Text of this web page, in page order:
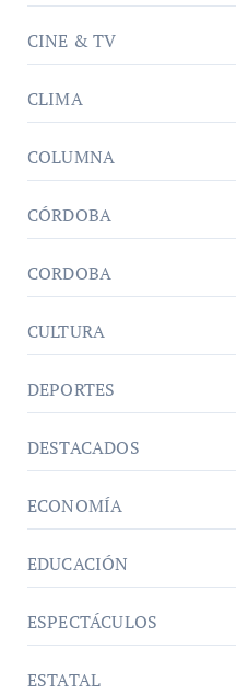
CINE & TV
CLIMA
COLUMNA
CÓRDOBA
CORDOBA
CULTURA
DEPORTES
DESTACADOS
ECONOMÍA
EDUCACIÓN
ESPECTÁCULOS
ESTATAL